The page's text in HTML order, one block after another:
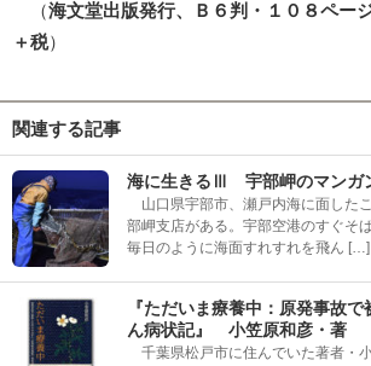
（海文堂出版発行、Ｂ６判・１０８ペー
＋税）
関連する記事
海に生きるⅢ 宇部岬のマンガ
山口県宇部市、瀬戸内海に面した
部岬支店がある。宇部空港のすぐそ
毎日のように海面すれすれを飛ん […]
『ただいま療養中：原発事故
ん病状記』 小笠原和彦・著
千葉県松戸市に住んでいた著者・